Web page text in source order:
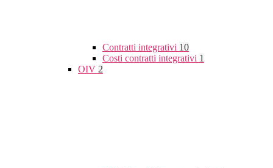
Contratti integrativi 10
Costi contratti integrativi 1
OIV 2